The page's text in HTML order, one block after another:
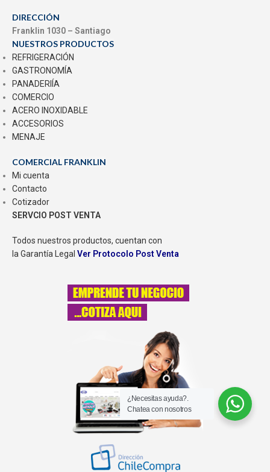
DIRECCIÓN
Franklin 1030 – Santiago
NUESTROS PRODUCTOS
REFRIGERACIÓN
GASTRONOMÍA
PANADERIÍA
COMERCIO
ACERO INOXIDABLE
ACCESORIOS
MENAJE
COMERCIAL FRANKLIN
Mi cuenta
Contacto
Cotizador
SERVCIO POST VENTA
Todos nuestros productos, cuentan con
la Garantía Legal Ver Protocolo Post Venta
¿Necesitas ayuda?.
Chatea con nosotros